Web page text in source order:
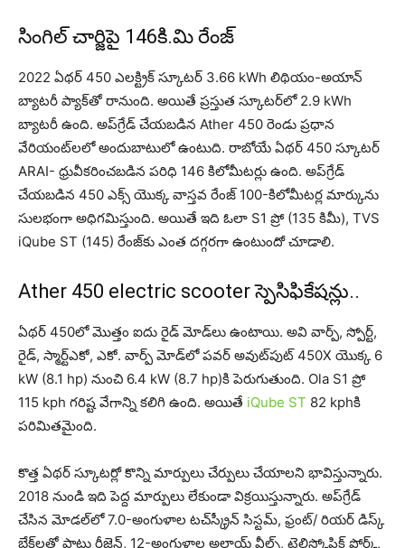
సింగిల్ చార్జిపై 146కి.మి రేంజ్‌
2022 ఏథర్ 450 ఎలక్ట్రిక్ స్కూటర్ 3.66 kWh లిథియం-అయాన్
బ్యాటరీ ప్యాక్‌తో రానుంది. అయితే ప్రస్తుత స్కూటర్‌లో 2.9 kWh
బ్యాటరీ ఉంది. అప్‌గ్రేడ్ చేయబడిన Ather 450 రెండు ప్రధాన
వేరియంట్‌లలో అందుబాటులో ఉంటుది. రాబోయే ఏథర్ 450 స్కూట‌ర్
ARAI- ధ్రువీకరించబడిన పరిధి 146 కిలోమీటర్లు ఉంది. అప్‌గ్రేడ్
చేయబడిన 450 ఎక్స్ యొక్క వాస్తవ రేంజ్ 100-కిలోమీటర్ల మార్కును
సులభంగా అధిగమిస్తుంది. అయితే ఇది ఓలా S1 ప్రో (135 కిమీ), TVS
iQube ST (145) రేంజ్‌కు ఎంత దగ్గరగా ఉంటుందో చూడాలి.
Ather 450 electric scooter స్పెసిఫికేష‌న్లు..
ఏథ‌ర్ 450లో మొత్తం ఐదు రైడ్ మోడ్‌లు ఉంటాయి. అవి వార్ప్, స్పోర్ట్,
రైడ్, స్మార్ట్‌ఎకో, ఎకో. వార్ప్ మోడ్‌లో పవర్ అవుట్‌పుట్ 450X యొక్క 6
kW (8.1 hp) నుంచి 6.4 kW (8.7 hp)కి పెరుగుతుంది. Ola S1 ప్రో
115 kph గరిష్ట వేగాన్ని కలిగి ఉంది. అయితే iQube ST 82 kphకి
పరిమితమైంది.
కొత్త ఏథ‌ర్ స్కూట‌ర్లో కొన్ని మార్పులు చేర్పులు చేయాల‌ని భావిస్తున్నారు.
2018 నుండి ఇది పెద్ద మార్పులు లేకుండా విక్ర‌యిస్తున్నారు. అప్‌గ్రేడ్
చేసిన మోడల్‌లో 7.0-అంగుళాల టచ్‌స్క్రీన్ సిస్టమ్, ఫ్రంట్/ రియర్ డిస్క్
బ్రేక్‌లతో పాటు రీజెన్, 12-అంగుళాల అల్లాయ్ వీల్స్, టెలిస్కోపిక్ ఫోర్క్,